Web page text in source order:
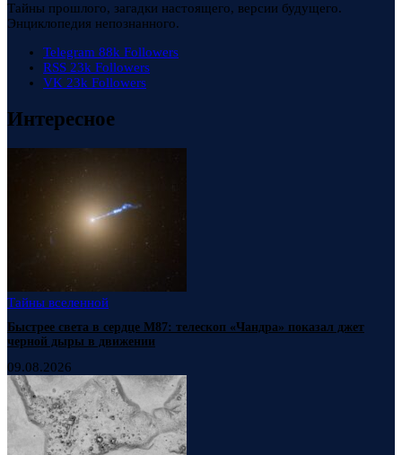
Тайны прошлого, загадки настоящего, версии будущего.
Энциклопедия непознанного.
Telegram 88k Followers
RSS 23k Followers
VK 23k Followers
Интересное
Тайны вселенной
Быстрее света в сердце М87: телескоп «Чандра» показал джет
черной дыры в движении
09.08.2026